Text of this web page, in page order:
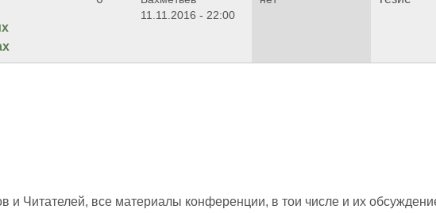
11.11.2016 - 22:00
Читателей, все материалы конференции, в тои числе и их